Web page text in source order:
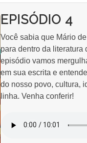
EPISÓDIO 4
Você sabia que Mário
para dentro da literatura
episódio vamos
em sua escrita e
do nosso povo, cultura,
linha. Venha conferir!